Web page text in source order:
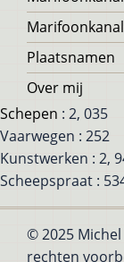
Plaatsnamen
Over mij
Schepen : 2, 035
Vaarwegen : 252
Kunstwerken : 2,
Scheepspraat :
© 2025
rechten